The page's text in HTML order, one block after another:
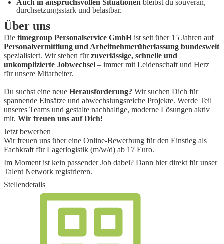
Auch in anspruchsvollen Situationen bleibst du souverän,
durchsetzungsstark und belastbar.
Über uns
Die timegroup Personalservice GmbH ist seit über 15 Jahren auf
Personalvermittlung und Arbeitnehmerüberlassung bundesweit
spezialisiert. Wir stehen fürzuverlässige, schnelle und
unkomplizierte Jobwechsel – immer mit Leidenschaft und Herz
für unsere Mitarbeiter.
Du suchst eine neue Herausforderung? Wir suchen Dich für
spannende Einsätze und abwechslungsreiche Projekte. Werde Teil
unseres Teams und gestalte nachhaltige, moderne Lösungen aktiv
mit. Wir freuen uns auf Dich!
Jetzt bewerben
Wir freuen uns über eine Online-Bewerbung für den Einstieg als
Fachkraft für Lagerlogistik (m/w/d) ab 17 Euro.
Im Moment ist kein passender Job dabei? Dann hier direktfür unser
Talent Network registrieren.
Stellendetails